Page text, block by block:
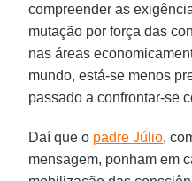
compreender as
mutação por força das
nas áreas
mundo, está-se menos
passado a confrontar-se
Daí que o padre Júlio,
mensagem, ponham em